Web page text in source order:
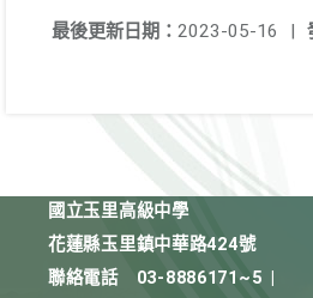
最後更新日期： 2023-05-16
|
國立玉里高級中學
花蓮縣玉里鎮中華路424號
聯絡電話
03-8886171~5